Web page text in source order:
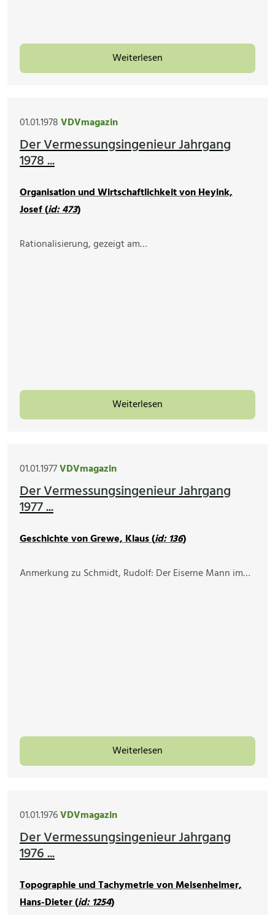
Weiterlesen
01.01.1978VDVmagazin
Der Vermessungsingenieur Jahrgang
1978 ...
Organisation und Wirtschaftlichkeit von Heyink,
Josef (id: 473)
Rationalisierung, gezeigt am…
Weiterlesen
01.01.1977VDVmagazin
Der Vermessungsingenieur Jahrgang
1977 ...
Geschichte von Grewe, Klaus (id: 136)
Anmerkung zu Schmidt, Rudolf: Der Eiserne Mann im…
Weiterlesen
01.01.1976VDVmagazin
Der Vermessungsingenieur Jahrgang
1976 ...
Topographie und Tachymetrie von Meisenheimer,
Hans-Dieter (id: 1254)